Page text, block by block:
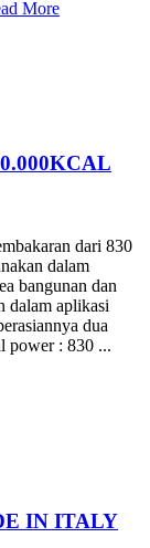
More
dari 830
dalam
bangunan dan
dalam aplikasi
dua
power : 830 ...
IN ITALY